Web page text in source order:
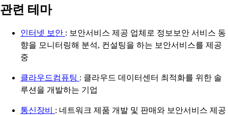
관련 테마
인터넷 보안 : 보안서비스 제공 업체로 정보보안 서비스 동
향을 모니터링해 분석, 컨설팅을 하는 보안서비스를 제공
중
클라우드컴퓨팅 : 클라우드 데이터센터 최적화를 위한 솔
루션을 개발하는 기업
통신장비 : 네트워크 제품 개발 및 판매와 보안서비스 제공